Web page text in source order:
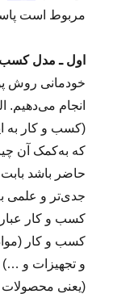
مربوط است
اول ـ مدل
خودمانی روش
انجام
(کسب و کار به
که به‌کمک آن
حاضر باشد
جدی‌تر و علمی
کسب و کار
کسب و کار
و تجهیزات و
(یعنی